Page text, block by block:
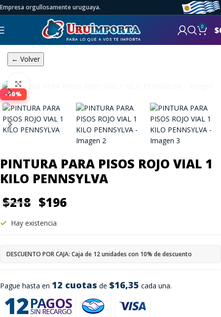
Empresa orgullosamente uruguaya.
0 $
← Volver
-10%
PINTURA PARA PISOS ROJO VIAL 1
KILO PENNSYLVA
$218 $196
Pague hasta en 12 cuotas de $16,35 cada una.
Hay existencia
DESCUENTO POR CAJA: Caja de 12 unidades con 10% de descuento